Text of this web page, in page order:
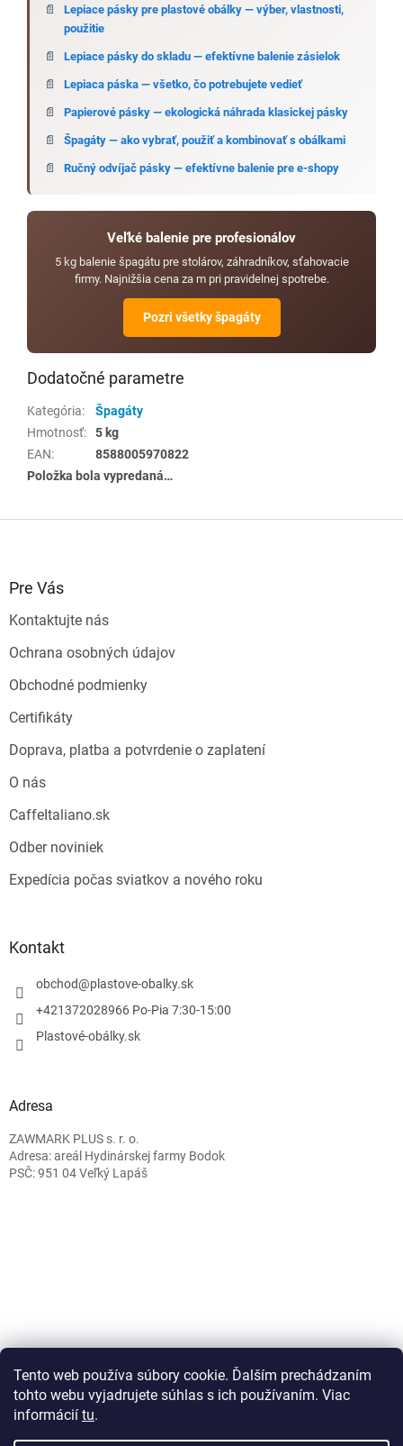
Tento web používa súbory cookie. Ďalším prechádzaním
tohto webu vyjadrujete súhlas s ich používaním. Viac
informácií tu.
Lepiace pásky pre plastové obálky — výber, vlastnosti,
použitie
Lepiace pásky do skladu — efektívne balenie zásielok
Lepiaca páska — všetko, čo potrebujete vedieť
Papierové pásky — ekologická náhrada klasickej pásky
Špagáty — ako vybrať, použiť a kombinovať s obálkami
Ručný odvíjač pásky — efektívne balenie pre e-shopy
Veľké balenie pre profesionálov
5 kg balenie špagátu pre stolárov, záhradníkov, sťahovacie
firmy. Najnižšia cena za m pri pravidelnej spotrebe.
Pozri všetky špagáty
Dodatočné parametre
Kategória:
Špagáty
Hmotnosť:
5 kg
EAN:
8588005970822
Položka bola vypredaná…
Pre Vás
Kontaktujte nás
Ochrana osobných údajov
Obchodné podmienky
Certifikáty
Doprava, platba a potvrdenie o zaplatení
O nás
CaffeItaliano.sk
Odber noviniek
Expedícia počas sviatkov a nového roku
Kontakt
obchod@plastove-obalky.sk
+421372028966 Po-Pia 7:30-15:00
Plastové-obálky.sk
Adresa
ZAWMARK PLUS s. r. o.
Adresa: areál Hydinárskej farmy Bodok
PSČ: 951 04 Veľký Lapáš